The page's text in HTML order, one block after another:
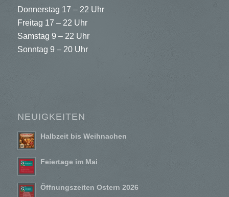
Donnerstag 17 – 22 Uhr
Freitag 17 – 22 Uhr
Samstag 9 – 22 Uhr
Sonntag 9 – 20 Uhr
NEUIGKEITEN
Halbzeit bis Weihnachen
Feiertage im Mai
Öffnungszeiten Ostern 2026